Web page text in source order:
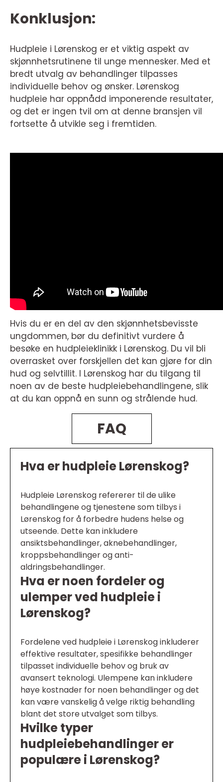
Konklusjon:
Hudpleie i Lørenskog er et viktig aspekt av
skjønnhetsrutinene til unge mennesker. Med et
bredt utvalg av behandlinger tilpasses
individuelle behov og ønsker. Lørenskog
hudpleie har oppnådd imponerende resultater,
og det er ingen tvil om at denne bransjen vil
fortsette å utvikle seg i fremtiden.
Hvis du er en del av den skjønnhetsbevisste
ungdommen, bør du definitivt vurdere å
besøke en hudpleieklinikk i Lørenskog. Du vil bli
overrasket over forskjellen det kan gjøre for din
hud og selvtillit. I Lørenskog har du tilgang til
noen av de beste hudpleiebehandlingene, slik
at du kan oppnå en sunn og strålende hud.
FAQ
Hva er hudpleie Lørenskog?
Hudpleie Lørenskog refererer til de ulike
behandlingene og tjenestene som tilbys i
Lørenskog for å forbedre hudens helse og
utseende. Dette kan inkludere
ansiktsbehandlinger, aknebehandlinger,
kroppsbehandlinger og anti-
aldringsbehandlinger.
Hva er noen fordeler og
ulemper ved hudpleie i
Lørenskog?
Fordelene ved hudpleie i Lørenskog inkluderer
effektive resultater, spesifikke behandlinger
tilpasset individuelle behov og bruk av
avansert teknologi. Ulempene kan inkludere
høye kostnader for noen behandlinger og det
kan være vanskelig å velge riktig behandling
blant det store utvalget som tilbys.
Hvilke typer
hudpleiebehandlinger er
populære i Lørenskog?